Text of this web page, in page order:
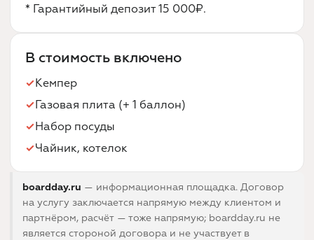
* Гарантийный депозит 15 000₽.
В стоимость включено
Кемпер
Газовая плита (+ 1 баллон)
Набор посуды
Чайник, котелок
boardday.ru — информационная площадка. Договор
на услугу заключается напрямую между клиентом и
партнёром, расчёт — тоже напрямую; boardday.ru не
является стороной договора и не участвует в